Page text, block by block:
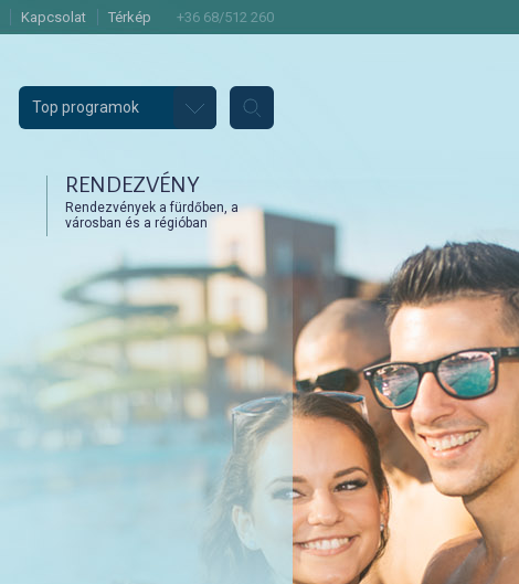
Kapcsolat Térkép +36 68/512 260
Top programok
RENDEZVÉNY
Rendezvények a fürdőben, a
városban és a régióban